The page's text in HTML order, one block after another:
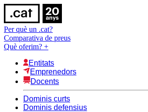
Per què un .cat?
Comparativa de preus
Què oferim? +
Entitats
Emprenedors
Docents
Dominis curts
Dominis defensius